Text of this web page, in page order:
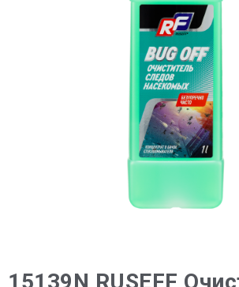
15139N RUSEFF